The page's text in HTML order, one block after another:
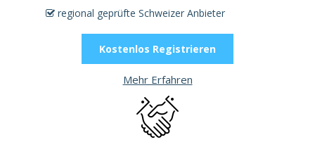
regional geprüfte Schweizer Anbieter
Kostenlos Registrieren
Mehr Erfahren